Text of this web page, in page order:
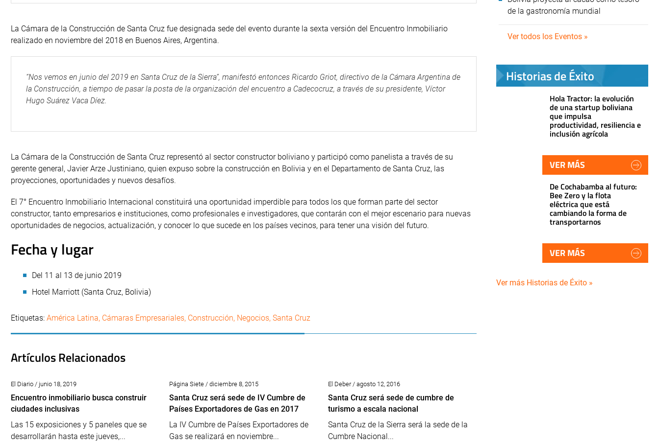
La Cámara de la Construcción de Santa Cruz fue designada sede del evento durante la sexta versión del Encuentro Inmobiliario
realizado en noviembre del 2018 en Buenos Aires, Argentina.
“Nos vemos en junio del 2019 en Santa Cruz de la Sierra”, manifestó entonces Ricardo Griot, directivo de la Cámara Argentina de
la Construcción, a tiempo de pasar la posta de la organización del encuentro a Cadecocruz, a través de su presidente, Víctor
Hugo Suárez Vaca Díez.
La Cámara de la Construcción de Santa Cruz representó al sector constructor boliviano y participó como panelista a través de su
gerente general, Javier Arze Justiniano, quien expuso sobre la construcción en Bolivia y en el Departamento de Santa Cruz, las
proyecciones, oportunidades y nuevos desafíos.
El 7° Encuentro Inmobiliario Internacional constituirá una oportunidad imperdible para todos los que forman parte del sector
constructor, tanto empresarios e instituciones, como profesionales e investigadores, que contarán con el mejor escenario para nuevas
oportunidades de negocios, actualización, y conocer lo que sucede en los países vecinos, para tener una visión del futuro.
Fecha y lugar
Del 11 al 13 de junio 2019
Hotel Marriott (Santa Cruz, Bolivia)
Etiquetas: América Latina, Cámaras Empresariales, Construcción, Negocios, Santa Cruz
Artículos Relacionados
El Diario / junio 18, 2019
Encuentro inmobiliario busca construir
ciudades inclusivas
Las 15 exposiciones y 5 paneles que se
desarrollarán hasta este jueves,...
Página Siete / diciembre 8, 2015
Santa Cruz será sede de IV Cumbre de
Países Exportadores de Gas en 2017
La IV Cumbre de Países Exportadores de
Gas se realizará en noviembre...
El Deber / agosto 12, 2016
Santa Cruz será sede de cumbre de
turismo a escala nacional
Santa Cruz de la Sierra será la sede de la
Cumbre Nacional...
de la gastronomía mundial
Ver todos los Eventos »
Historias de Éxito
Hola Tractor: la evolución
de una startup boliviana
que impulsa
productividad, resiliencia e
inclusión agrícola
VER MÁS
De Cochabamba al futuro:
Bee Zero y la flota
eléctrica que está
cambiando la forma de
transportarnos
VER MÁS
Ver más Historias de Éxito »